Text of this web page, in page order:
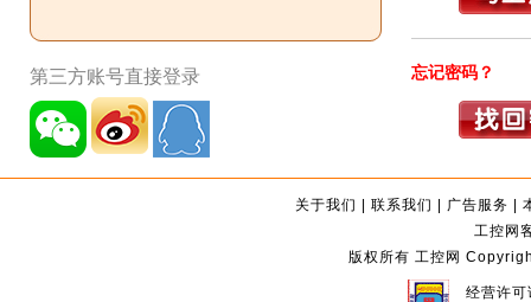
第三方账号直接登录 忘记密码？
关于我们 |联系我们 | 广告服务 |
工控网
版权所有 工控网
经营许